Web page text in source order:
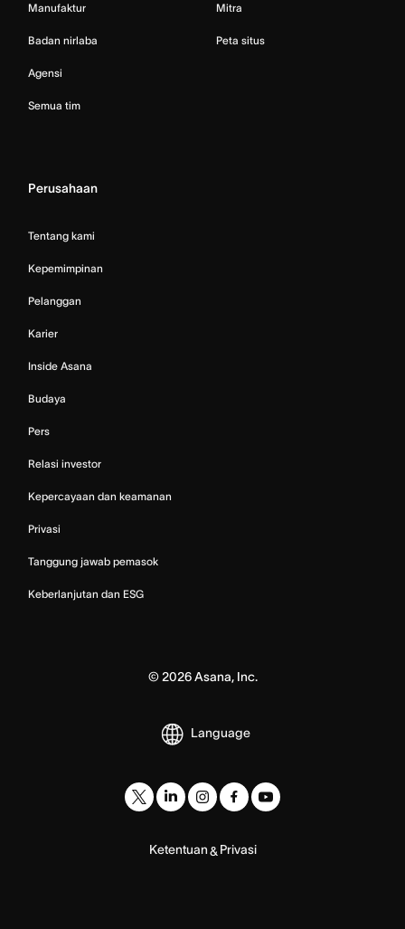
Manufaktur
Badan nirlaba
Agensi
Semua tim
Mitra
Peta situs
Perusahaan
Tentang kami
Kepemimpinan
Pelanggan
Karier
Inside Asana
Budaya
Pers
Relasi investor
Kepercayaan dan keamanan
Privasi
Tanggung jawab pemasok
Keberlanjutan dan ESG
© 2026Asana, Inc.
Language
Ketentuan& Privasi